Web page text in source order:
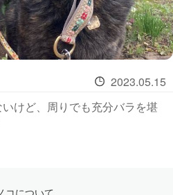
2023.05.15
けど、周りでも充分バラを堪